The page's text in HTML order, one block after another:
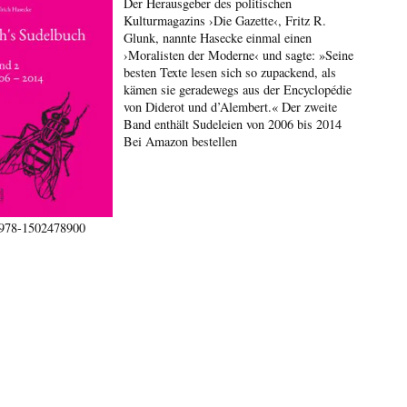
1502478900
Der Herausgeber des politischen
Kulturmagazins ›Die Gazette‹, Fritz R.
Glunk, nannte Hasecke einmal einen
›Moralisten der Moderne‹ und sagte: »Seine
besten Texte lesen sich so zupackend, als
kämen sie geradewegs aus der Encyclopédie
von Diderot und d’Alembert.« Der zweite
Band enthält Sudeleien von 2006 bis 2014
Bei Amazon bestellen